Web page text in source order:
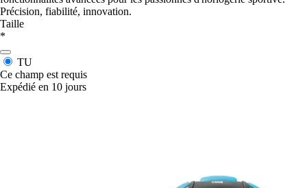
Précision, fiabilité, innovation.
Taille
*
TU
Ce champ est requis
Expédié en 10 jours